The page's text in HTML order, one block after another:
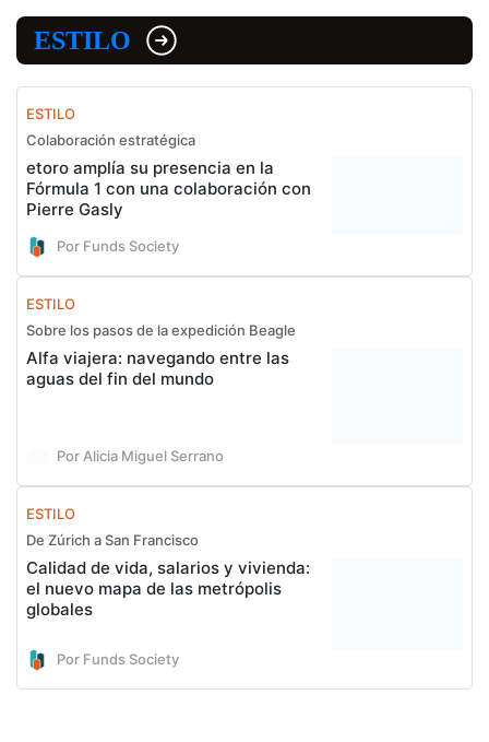
ESTILO
ESTILO
Colaboración estratégica
etoro amplía su presencia en la
Fórmula 1 con una colaboración con
Pierre Gasly
Por Funds Society
ESTILO
Sobre los pasos de la expedición Beagle
Alfa viajera: navegando entre las
aguas del fin del mundo
Por Alicia Miguel Serrano
ESTILO
De Zúrich a San Francisco
Calidad de vida, salarios y vivienda:
el nuevo mapa de las metrópolis
globales
Por Funds Society